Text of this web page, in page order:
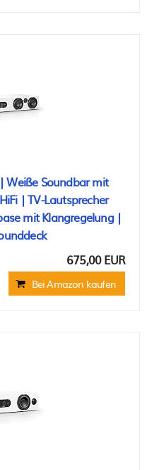
Weiße Soundbar mit
| TV-Lautsprecher
mit Klangregelung |
675,00 EUR
Bei Amazon kaufen